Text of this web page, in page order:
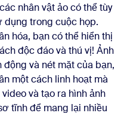
nhân vật ảo có thể tùy
dụng trong cuộc họp.
hóa, bạn có thể hiển thị
độc đáo và thú vị! Ảnh
và nét mặt của bạn,
một cách linh hoạt mà
và tạo ra hình ảnh
tĩnh để mang lại nhiều